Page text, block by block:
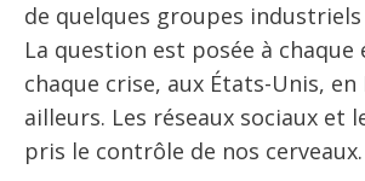
de quelques groupes
La question est posée à chaque
chaque crise, aux États-Unis, en
ailleurs. Les réseaux sociaux et
pris le contrôle de nos cerveaux.